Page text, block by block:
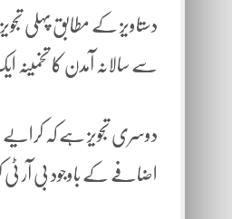
سے سالانہ آمدن کا تخمینہ ایک ارب 36 کروڑ
اضافے کے باوجود بی آر ٹی